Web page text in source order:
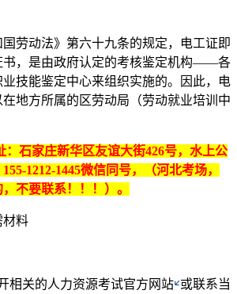
劳动法》第六十九条的规定，电工证即
书，是由政府认定的考核鉴定机构——各
技能鉴定中心来组织实施的。因此，电
地方所属的区劳动局（劳动就业培训中
：石家庄新华区友谊大街426号，水上公
1212-1445微信同号，（河北考场，
不要联系！！！）。
材料
相关的人力资源考试官方网站 或联系当